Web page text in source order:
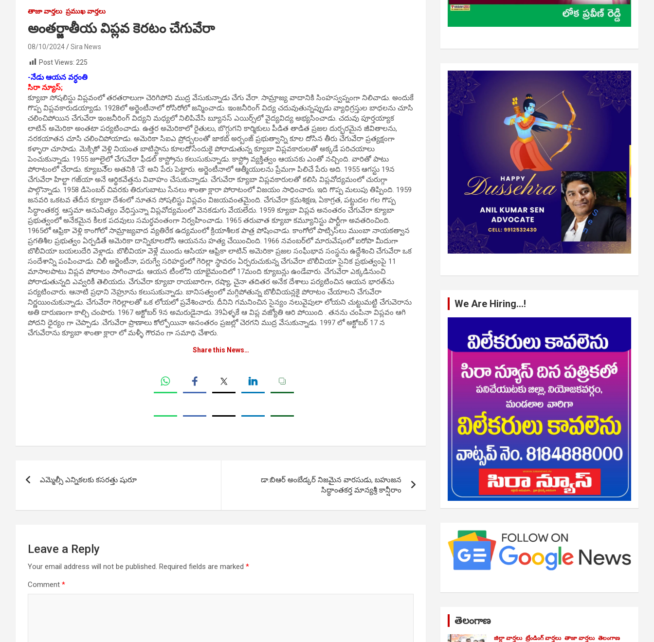
తాజా వార్తలు ప్రముఖ వార్తలు
అంతర్జాతీయ విప్లవ కెరటం చేగువేరా
08/10/2024
Sira News
Post Views: 225
-నేడు ఆయన వర్ధంతి
సిరా న్యూస్;
క్యూబా సోషలిస్టు విప్లవంలో తరతరాలుగా చెరిగిపోని ముద్ర వేసుకున్నాడు చేగు వేరా. సామ్రాజ్య వాదానికి సింహస్వప్నంగా నిలిచాడు. అందుకే
గొప్ప విప్లవకారుడయ్యాడు. 1928లో అర్జెంటీనాలో రోసిరోలో జన్మించాడు. ఇంజనీరింగ్ విద్య చదువుతున్నప్పుడు వ్యాధిగ్రస్తుల బాధలను చూసి
చలించిపోయిన చేగువేరా ఇంజనీరింగ్ విద్యని మధ్యలో నిలిపివేసి బ్యూనస్ ఎయిర్స్‌లో వైద్యవిద్య అభ్యసించాడు. చదువు పూర్తయ్యాక
లాటిన్ అమెరికా అంతటా పర్యటించాడు. ఉత్తర అమెరికాలో రైతులు, బొగ్గుగని కార్మికులు పీడిత తాడిత ప్రజల దుర్భరమైన జీవితాలను,
నరకయాతన చూసి చలించిపోయాడు. అమెరికా సిఐఎ ప్రోద్బలంతో జాకబ్ అర్బంజ్ ప్రభుత్వాన్ని కూల దోసిన తీరు చేగువేరా ప్రత్యక్షంగా
కళ్ళారా చూసాడు. మెక్సికో వెళ్లి నియంత బాటిస్టాను కూలదోసేందుకై పోరాడుతున్న క్యూబా విప్లవకారులతో అక్కడే పరిచయాలు
పెంచుకున్నాడు. 1955 జూలైలో చేగువేరా ఫీడల్ కాస్ట్రోను కలుసుకున్నాడు. కాస్ట్రో వ్యక్తిత్వం ఆయనకు ఎంతో నచ్చింది. వారితో పాటు
పోరాటంలో చేరాడు. క్యూబనే్ల అతనికి ‘చే’ అని పేరు పెట్టారు. అర్జెంటీనాలో ఆత్మీయులను ప్రేమగా పిలిచే పేరు అది. 1955 ఆగస్టు 19న
చేగువేరా హిల్టా గజ్‌యా అనే ఆర్థికవేత్తను వివాహం చేసుకున్నాడు. చేగువేరా క్యూబా విప్లవకారులతో కలిసి విప్లవోద్యమంలో చురుగ్గా
పాల్గొన్నాడు. 1958 డిసెంబర్ చివరకు తిరుగుబాటు సేనలు శాంతా క్లారా పోరాటంలో విజయం సాధించారు. ఇది గొప్ప మలుపు తిప్పింది. 1959
జనవరి ఒకటవ తేదీన క్యూబా దేశంలో నూతన సోషలిస్టు విప్లవం విజయవంతమైంది. చేగువేరా క్రమశిక్షణ, ఏకాగ్రత, పట్టుదల గల గొప్ప
సిద్ధాంతకర్త. ఆస్తమా అనునిత్యం వేధిస్తున్నా విప్లవోద్యమంలో వెనకడుగు వేయలేదు. 1959 క్యూబా విప్లవ అనంతరం చేగువేరా క్యూబా
ప్రభుత్వంలో అనేకమైన కీలక పదవులు సమర్ధవంతంగా నిర్వహించాడు. 1965 తరువాత క్యూబా కమ్యూనిస్టు పార్టీగా అవతరించింది.
1965లో ఆఫ్రికా వెళ్లి కాంగోలో సామ్రాజ్యవాద వ్యతిరేక ఉద్యమంలో క్రియాశీలక పాత్ర పోషించాడు. కాంగోలో పాట్సిస్‌లు ముంబా నాయకత్వాన
ప్రగతిశీల ప్రభుత్వం ఏర్పడితే అమెరికా దాన్నికూలదోసి ఆయనను హత్య చేయించింది. 1966 నవంబర్‌లో మారువేషంలో ఐరోపా మీదుగా
బొలీవియా బయలుదేరి వెళ్లాడు. బొలీవియా వెళ్లే ముందు ఆసియా ఆఫ్రికా లాటిన్ అమెరికా ప్రజల సంఘీభావ సంస్థను ఉద్దేశించి చేగువేరా ఒక
సందేశాన్ని పంపించాడు. చిలీ అర్జెంటీనా, పరుగ్వే సరిహద్దులో గెరిల్లా స్థావరం ఏర్పరుచుకున్న చేగువేరా బొలీవియా సైనిక ప్రభుత్వంపై 11
మాసాలపాటు విప్లవ పోరాటం సాగించాడు. ఆయన టీంలోని యాభైమందిలో 17మంది క్యూబన్లు ఉండేవారు. చేగువేరా ఎక్కడినుంచి
పోరాడుతున్నది ఎవ్వరికీ తెలియదు. చేగువేరా క్యూబా రాయబారిగా, రష్యా, చైనా తదితర అనేక దేశాలు పర్యటించిన ఆయన భారత్‌ను
పర్యటించారు. ఆనాటి ప్రధాని నెహ్రూను కలుసుకున్నాడు. బానిసత్వంలో మగ్గిపోతున్న బొలీవియన్లకై పోరాటం చేయాలని చేగువేరా
నిర్ణయించుకున్నాడు. చేగువేరా గెరిల్లాలతో ఒక లోయలో ప్రవేశించారు. దీనిని గమనించిన సైన్యం నలువైపులా లోయని చుట్టుమట్టి చేగువెరాను
అతి దారుణంగా కాల్చి చంపారు. 1967 అక్టోబర్ 9న అమరుడైనాడు. 39ఏళ్ళకే ఆ విప్ల వజ్యోతి ఆరి పోయింది . తనను చంపినా విప్లవం ఆగి
పోదని ధైర్యం గా చెప్పాడు .చేగువేరా ప్రాణాలు కోల్పోయినా అనంతరం ప్రజల్లో చెరగని ముద్ర వేసుకున్నాడు. 1997 లో అక్టోబర్ 17 న
చేగువేరాను క్యూబా శాంతా క్లారా లో మళ్ళీ గౌరవం గా సమాధి చేశారు.
Share this News…
navigation
ఎమ్మెల్సీ ఎన్నికలకు కసరత్తు షురూ
డా.బిఆర్ అంబేడ్కర్‌ నిజమైన వారసుడు, బహుజన
సిద్ధాంతకర్త మాన్యశ్రీ కాన్షీరాం
Leave a Reply
Your email address will not be published. Required fields are marked *
Comment *
We Are Hiring…!
తెలంగాణ
జిల్లా వార్తలు ట్రేండింగ్ వార్తలు తాజా వార్తలు తెలంగాణ